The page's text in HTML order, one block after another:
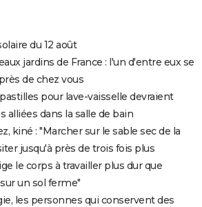
du 12 août
jardins de France : l'un d'entre eux se
de chez vous
pour lave-vaisselle devraient
alliées dans la salle de bain
kiné : "Marcher sur le sable sec de la
jusqu'à près de trois fois plus
le corps à travailler plus dur que
un sol ferme"
les personnes qui conservent des